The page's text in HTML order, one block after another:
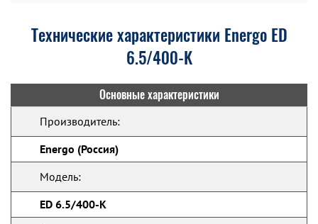
Технические характеристики Energo ED
6.5/400-K
Основные характеристики
Производитель:
Energo (Россия)
Модель:
ED 6.5/400-K